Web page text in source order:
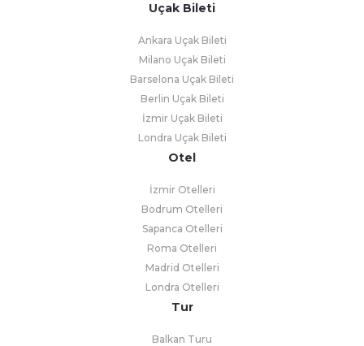
Uçak Bileti
Ankara Uçak Bileti
Milano Uçak Bileti
Barselona Uçak Bileti
Berlin Uçak Bileti
İzmir Uçak Bileti
Londra Uçak Bileti
Otel
İzmir Otelleri
Bodrum Otelleri
Sapanca Otelleri
Roma Otelleri
Madrid Otelleri
Londra Otelleri
Tur
Balkan Turu